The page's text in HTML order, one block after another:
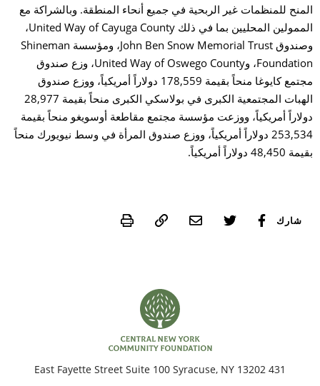
للمنظمات غير الربحية في جميع أنحاء المنطقة. وبالشراكة مع
الممولين المحليين بما في ذلك United Way of Cayuga County،
وصندوق John Ben Snow Memorial Trust، ومؤسسة Shineman
Foundation، وUnited Way of Oswego County، وزع صندوق
مجتمع كايوغا منحاً بقيمة 178,559 دولاراً أمريكياً، ووزع صندوق
الهبات المجتمعية الكبرى في بولاسكي الكبرى منحاً بقيمة 28,977
أمريكياً، ووزعت مؤسسة مجتمع مقاطعة أوسويغو منحاً بقيمة
253,534 دولاراً أمريكياً، ووزع صندوق المرأة في وسط نيويورك منحاً
دولاراً أمريكياً.
شارك Print